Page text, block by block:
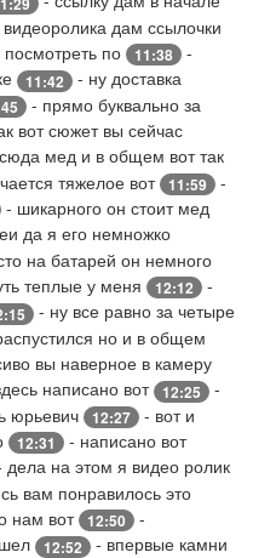
дам ссылочки
по 11:38
-
11:42
- ну доставка
- прямо буквально за
вот сюжет вы сейчас
мед и в общем вот так
тяжелое вот 11:59
-
- шикарного он стоит мед
да я его немножко
на батарей он немного
теплые у меня 12:12
-
- ну все равно за четыре
но и в общем
вы наверное в камеру
написано вот 12:25
-
юрьевич
12:27
- вот и
12:31
- написано вот
дела на этом я видео ролик
вам понравилось это
нам вот 12:50
-
12:52
- впервые камни